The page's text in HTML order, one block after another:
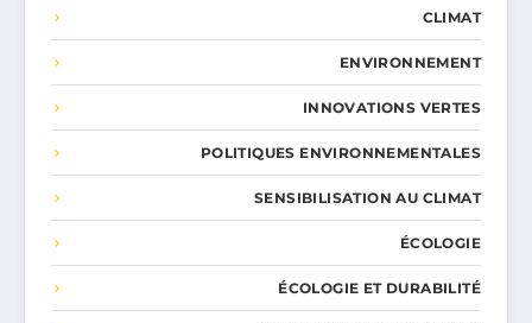
CLIMAT
ENVIRONNEMENT
INNOVATIONS VERTES
POLITIQUES ENVIRONNEMENTALES
SENSIBILISATION AU CLIMAT
ÉCOLOGIE
ÉCOLOGIE ET DURABILITÉ